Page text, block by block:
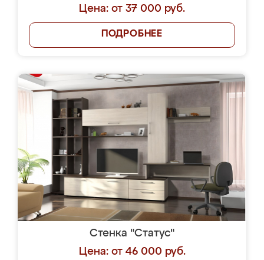
Цена: от 37 000 руб.
ПОДРОБНЕЕ
Стенка "Статус"
Цена: от 46 000 руб.